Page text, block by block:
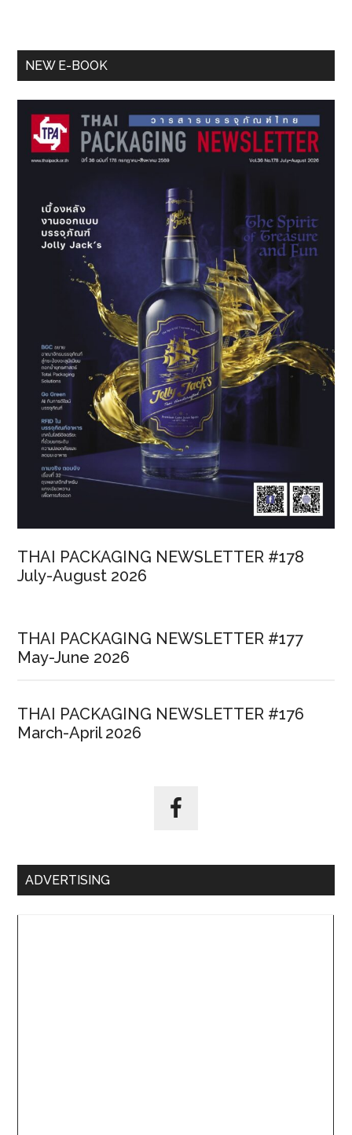
Primary
NEW E-BOOK
THAI PACKAGING NEWSLETTER #178
July-August 2026
THAI PACKAGING NEWSLETTER #177
May-June 2026
THAI PACKAGING NEWSLETTER #176
March-April 2026
ADVERTISING